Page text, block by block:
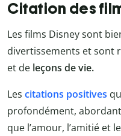
Citation des
Les films Disney sont
divertissements et sont
et de leçons de vie.
Les citations positives
profondément,
que l’amour, l’amitié et